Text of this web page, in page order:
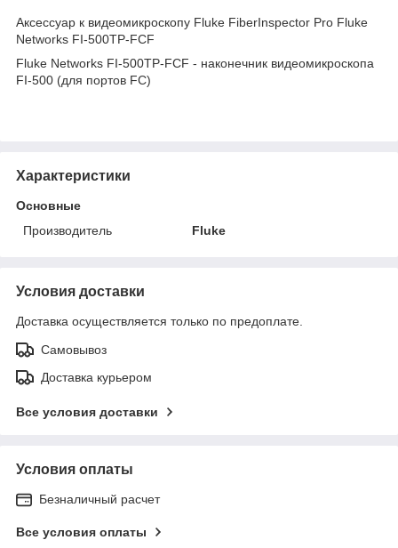
Аксессуар к видеомикроскопу Fluke FiberInspector Pro Fluke
Networks FI-500TP-FCF
Fluke Networks FI-500TP-FCF - наконечник видеомикроскопа
FI-500 (для портов FC)
Характеристики
Основные
Производитель
Fluke
Условия доставки
Доставка осуществляется только по предоплате.
Самовывоз
Доставка курьером
Все условия доставки
Условия оплаты
Безналичный расчет
Все условия оплаты